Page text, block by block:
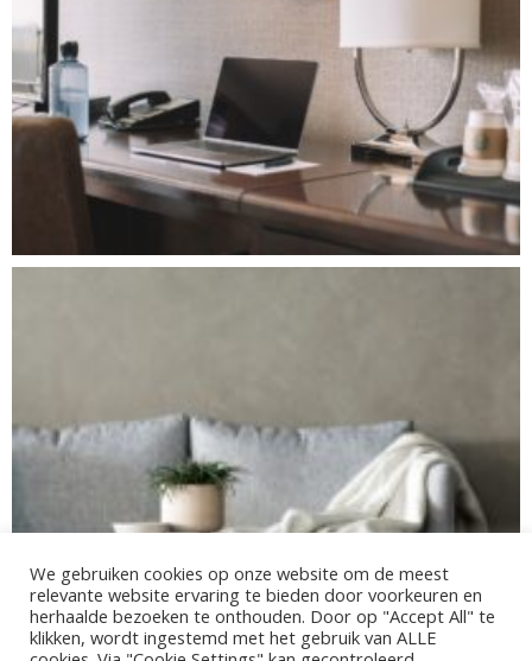
We gebruiken cookies op onze website om de meest
relevante website ervaring te bieden door voorkeuren en
herhaalde bezoeken te onthouden. Door op "Accept All" te
klikken, wordt ingestemd met het gebruik van ALLE